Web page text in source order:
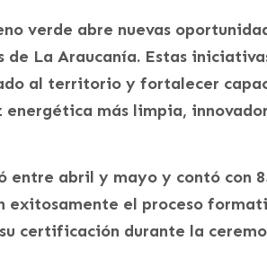
verde abre nuevas
de La Araucanía. Estas
al territorio y fortalecer
más limpia,
entre abril y mayo y contó con
exitosamente el proceso
certificación durante la